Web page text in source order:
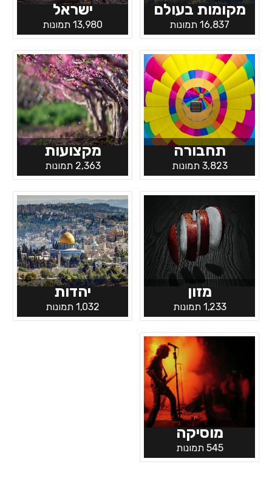
מקומות בעולם
16,837 תמונות
ישראל
13,980 תמונות
תחבורה
3,823 תמונות
מקצועות
2,363 תמונות
מזון
1,233 תמונות
יהדות
1,032 תמונות
מוסיקה
545 תמונות